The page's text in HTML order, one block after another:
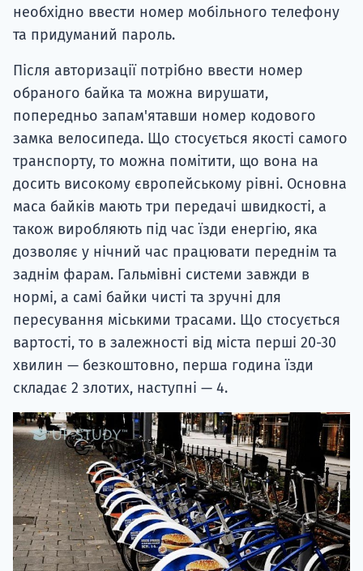
необхідно ввести номер мобільного телефону
та придуманий пароль.
Після авторизації потрібно ввести номер
обраного байка та можна вирушати,
попередньо запам'ятавши номер кодового
замка велосипеда. Що стосується якості самого
транспорту, то можна помітити, що вона на
досить високому європейському рівні. Основна
маса байків мають три передачі швидкості, а
також виробляють під час їзди енергію, яка
дозволяє у нічний час працювати переднім та
заднім фарам. Гальмівні системи завжди в
нормі, а самі байки чисті та зручні для
пересування міськими трасами. Що стосується
вартості, то в залежності від міста перші 20-30
хвилин — безкоштовно, перша година їзди
складає 2 злотих, наступні — 4.